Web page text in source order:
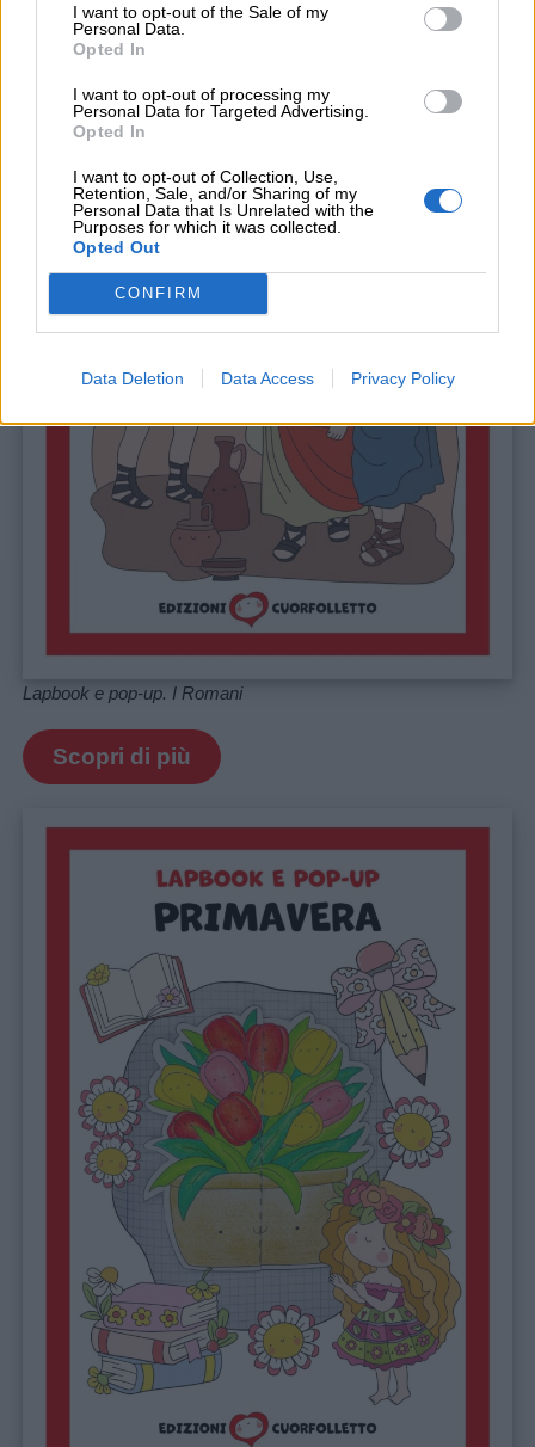
I want to opt-out of the Sale of my
Personal Data.
Opted In
I want to opt-out of processing my
Personal Data for Targeted Advertising.
Opted In
I want to opt-out of Collection, Use,
Retention, Sale, and/or Sharing of my
Personal Data that Is Unrelated with the
Purposes for which it was collected.
Opted Out
CONFIRM
Data Deletion Data Access Privacy Policy
Lapbook e pop-up. I Romani
Scopri di più